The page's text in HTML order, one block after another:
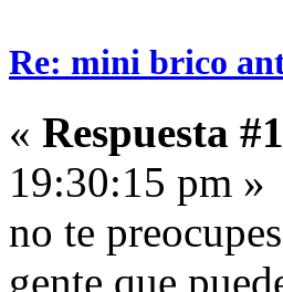
Re: mini brico
« Respuesta
19:30:15 pm »
no te
gente que